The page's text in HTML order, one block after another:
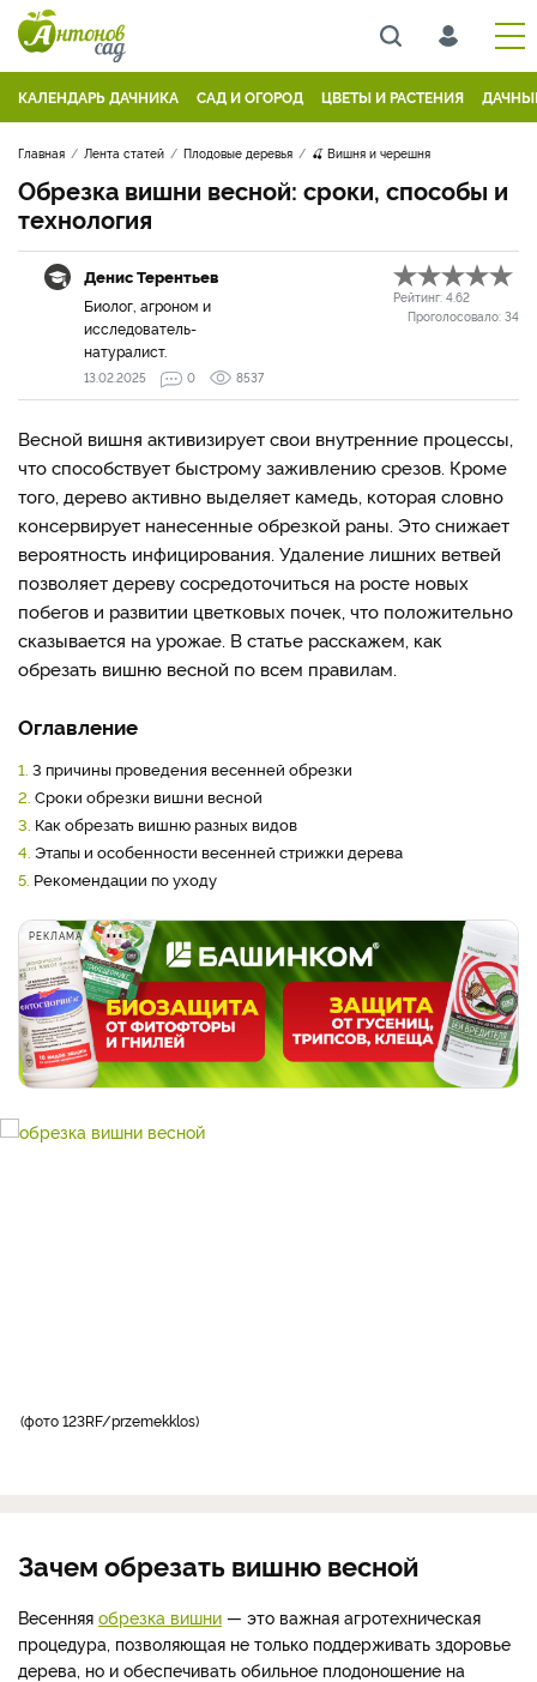
КАЛЕНДАРЬ ДАЧНИКА САД И ОГОРОД ЦВЕТЫ И РАСТЕНИЯ
Главная Лента статей Плодовые деревья 🍒 Вишня и черешня
Обрезка вишни весной: сроки, способы и
технология
Денис Терентьев
Биолог, агроном и
исследователь-
натуралист.
Рейтинг: 4.62
Проголосовало: 34
13.02.2025 0 8537
Весной вишня активизирует свои внутренние процессы,
что способствует быстрому заживлению срезов. Кроме
того, дерево активно выделяет камедь, которая словно
консервирует нанесенные обрезкой раны. Это снижает
вероятность инфицирования. Удаление лишних ветвей
позволяет дереву сосредоточиться на росте новых
побегов и развитии цветковых почек, что положительно
сказывается на урожае. В статье расскажем, как
обрезать вишню весной по всем правилам.
Оглавление
1. 3 причины проведения весенней обрезки
2. Сроки обрезки вишни весной
3. Как обрезать вишню разных видов
4. Этапы и особенности весенней стрижки дерева
5. Рекомендации по уходу
РЕКЛАМА
фото 123RF/przemekklos
Зачем обрезать вишню весной
Весенняя обрезка вишни — это важная агротехническая
процедура, позволяющая не только поддерживать здоровье
дерева, но и обеспечивать обильное плодоношение на